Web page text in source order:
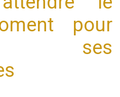
pour
ses